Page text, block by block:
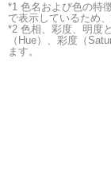
*1 色名および色の特
で表示しているため
*2 色相、彩度、明度
（Hue）、彩度（
ます。